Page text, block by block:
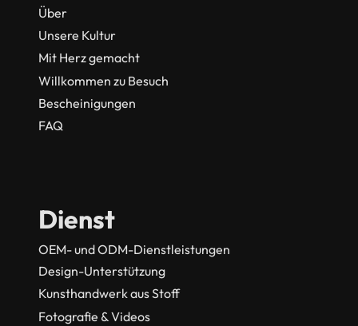
Über
Unsere Kultur
Mit Herz gemacht
Willkommen zu Besuch
Bescheinigungen
FAQ
Dienst
OEM- und ODM-Dienstleistungen
Design-Unterstützung
Kunsthandwerk aus Stoff
Fotografie & Videos